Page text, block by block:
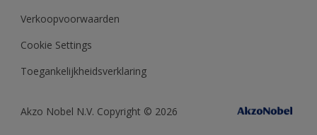
Verkoopvoorwaarden
Cookie Settings
Toegankelijkheidsverklaring
Akzo Nobel N.V. Copyright © 2026